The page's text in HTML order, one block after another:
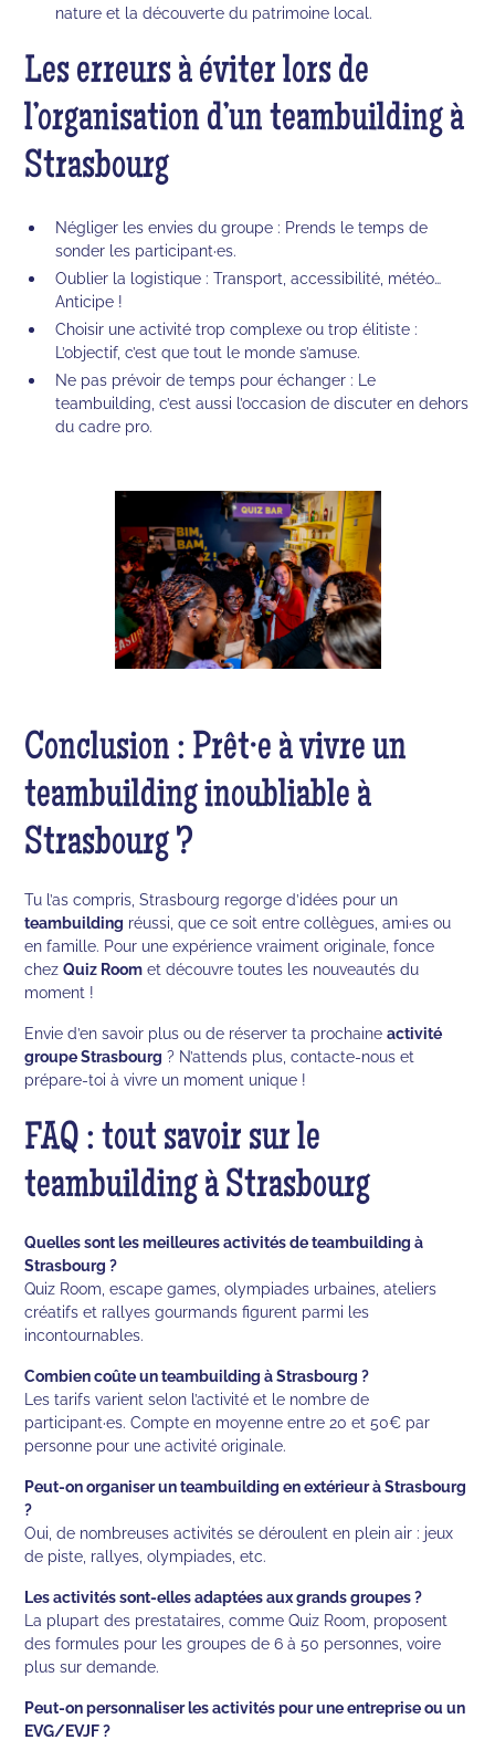
nature et la découverte du patrimoine local.
Les erreurs à éviter lors de
l’organisation d’un teambuilding à
Strasbourg
Négliger les envies du groupe : Prends le temps de
sonder les participant·es.
Oublier la logistique : Transport, accessibilité, météo…
Anticipe !
Choisir une activité trop complexe ou trop élitiste :
L’objectif, c’est que tout le monde s’amuse.
Ne pas prévoir de temps pour échanger : Le
teambuilding, c’est aussi l’occasion de discuter en dehors
du cadre pro.
Conclusion : Prêt·e à vivre un
teambuilding inoubliable à
Strasbourg ?
Tu l’as compris, Strasbourg regorge d’idées pour un
teambuilding réussi, que ce soit entre collègues, ami·es ou
en famille. Pour une expérience vraiment originale, fonce
chezQuiz Room et découvre toutes les nouveautés du
moment !
Envie d’en savoir plus ou de réserver ta prochaineactivité
groupe Strasbourg ? N’attends plus, contacte-nous et
prépare-toi à vivre un moment unique !
FAQ : tout savoir sur le
teambuilding à Strasbourg
Quelles sont les meilleures activités de teambuilding à
Strasbourg ?
Quiz Room, escape games, olympiades urbaines, ateliers
créatifs et rallyes gourmands figurent parmi les
incontournables.
Combien coûte un teambuilding à Strasbourg ?
Les tarifs varient selon l’activité et le nombre de
participant·es. Compte en moyenne entre 20 et 50€ par
personne pour une activité originale.
Peut-on organiser un teambuilding en extérieur à Strasbourg
?
Oui, de nombreuses activités se déroulent en plein air : jeux
de piste, rallyes, olympiades, etc.
Les activités sont-elles adaptées aux grands groupes ?
La plupart des prestataires, comme Quiz Room, proposent
des formules pour les groupes de 6 à 50 personnes, voire
plus sur demande.
Peut-on personnaliser les activités pour une entreprise ou un
EVG/EVJF ?